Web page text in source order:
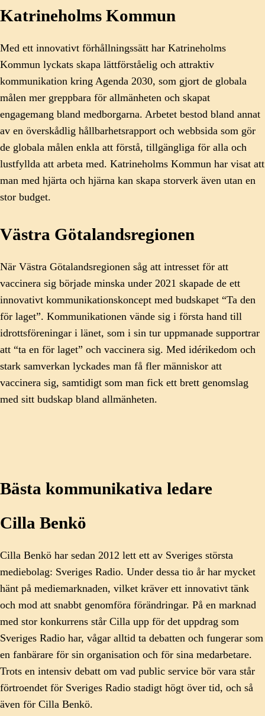
Katrineholms Kommun
Med ett innovativt förhållningssätt har Katrineholms
Kommun lyckats skapa lättförståelig och attraktiv
kommunikation kring Agenda 2030, som gjort de globala
målen mer greppbara för allmänheten och skapat
engagemang bland medborgarna. Arbetet bestod bland annat
av en överskådlig hållbarhetsrapport och webbsida som gör
de globala målen enkla att förstå, tillgängliga för alla och
lustfyllda att arbeta med. Katrineholms Kommun har visat att
man med hjärta och hjärna kan skapa storverk även utan en
stor budget.
Västra Götalandsregionen
När Västra Götalandsregionen såg att intresset för att
vaccinera sig började minska under 2021 skapade de ett
innovativt kommunikationskoncept med budskapet “Ta den
för laget”. Kommunikationen vände sig i första hand till
idrottsföreningar i länet, som i sin tur uppmanade supportrar
att “ta en för laget” och vaccinera sig. Med idérikedom och
stark samverkan lyckades man få fler människor att
vaccinera sig, samtidigt som man fick ett brett genomslag
med sitt budskap bland allmänheten.
Bästa kommunikativa ledare
Cilla Benkö
Cilla Benkö har sedan 2012 lett ett av Sveriges största
mediebolag: Sveriges Radio. Under dessa tio år har mycket
hänt på mediemarknaden, vilket kräver ett innovativt tänk
och mod att snabbt genomföra förändringar. På en marknad
med stor konkurrens står Cilla upp för det uppdrag som
Sveriges Radio har, vågar alltid ta debatten och fungerar som
en fanbärare för sin organisation och för sina medarbetare.
Trots en intensiv debatt om vad public service bör vara står
förtroendet för Sveriges Radio stadigt högt över tid, och så
även för Cilla Benkö.